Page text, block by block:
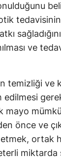
tedavisinin
ve
temizliği ve
edilmesi
mayo
önce ve
ortak
miktarda